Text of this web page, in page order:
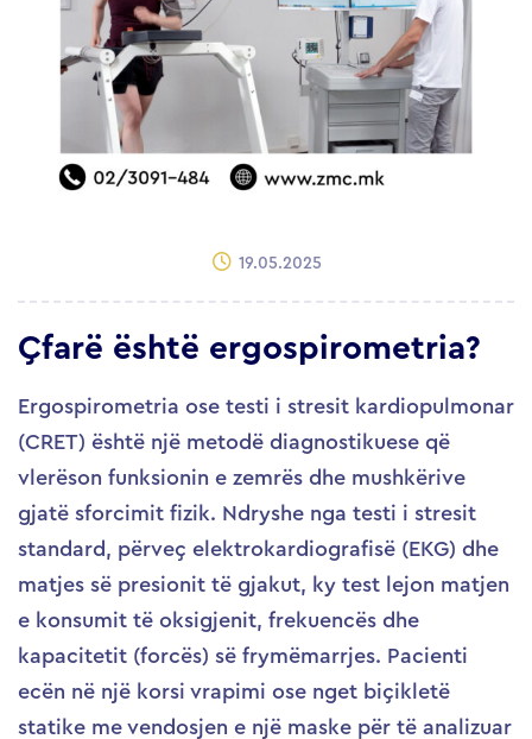
19.05.2025
Çfarë është ergospirometria?
Ergospirometria ose testi i stresit kardiopulmonar
(CRET) është një metodë diagnostikuese që
vlerëson funksionin e zemrës dhe mushkërive
gjatë sforcimit fizik. Ndryshe nga testi i stresit
standard, përveç elektrokardiografisë (EKG) dhe
matjes së presionit të gjakut, ky test lejon matjen
e konsumit të oksigjenit, frekuencës dhe
kapacitetit (forcës) së frymëmarrjes. Pacienti
ecën në një korsi vrapimi ose nget biçikletë
statike me vendosjen e një maske për të analizuar